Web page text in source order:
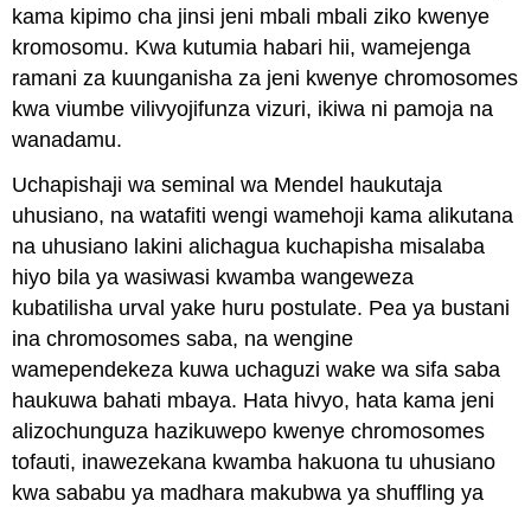
kama kipimo cha jinsi jeni mbali mbali ziko kwenye
kromosomu. Kwa kutumia habari hii, wamejenga
ramani za kuunganisha za jeni kwenye chromosomes
kwa viumbe vilivyojifunza vizuri, ikiwa ni pamoja na
wanadamu.
Uchapishaji wa seminal wa Mendel haukutaja
uhusiano, na watafiti wengi wamehoji kama alikutana
na uhusiano lakini alichagua kuchapisha misalaba
hiyo bila ya wasiwasi kwamba wangeweza
kubatilisha urval yake huru postulate. Pea ya bustani
ina chromosomes saba, na wengine
wamependekeza kuwa uchaguzi wake wa sifa saba
haukuwa bahati mbaya. Hata hivyo, hata kama jeni
alizochunguza hazikuwepo kwenye chromosomes
tofauti, inawezekana kwamba hakuona tu uhusiano
kwa sababu ya madhara makubwa ya shuffling ya